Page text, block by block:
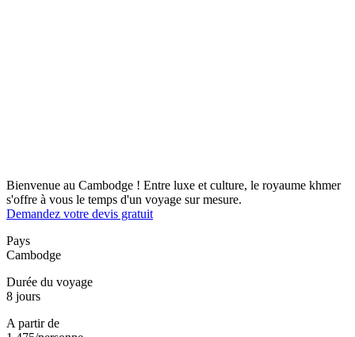
Bienvenue au Cambodge ! Entre luxe et culture, le royaume khmer
s'offre à vous le temps d'un voyage sur mesure.
Demandez votre devis gratuit
Pays
Cambodge
Durée du voyage
8 jours
A partir de